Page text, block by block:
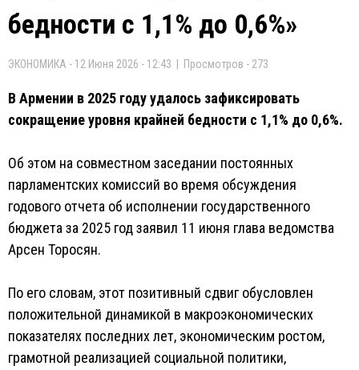
бедности с 1,1% до 0,6%»
ЭКОНОМИКА - 12 Июня 2026 - 12:43 | Просмотров - 273
В Армении в 2025 году удалось зафиксировать
сокращение уровня крайней бедности с 1,1% до 0,6%.
Об этом на совместном заседании постоянных
парламентских комиссий во время обсуждения
годового отчета об исполнении государственного
бюджета за 2025 год заявил 11 июня глава ведомства
Арсен Торосян.
По его словам, этот позитивный сдвиг обусловлен
положительной динамикой в макроэкономических
показателях последних лет, экономическим ростом,
грамотной реализацией социальной политики,